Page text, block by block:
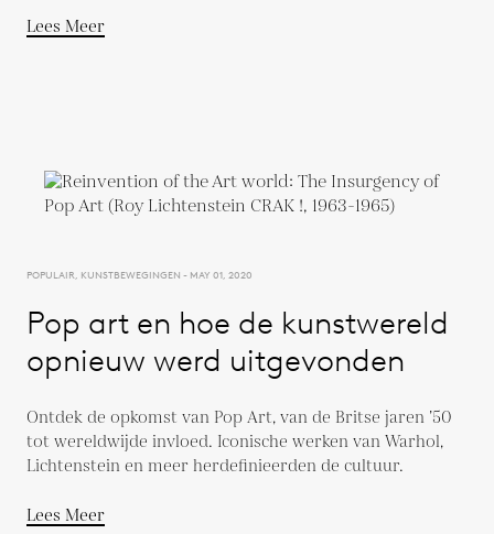
Lees Meer
POPULAIR, KUNSTBEWEGINGEN - MAY 01, 2020
Pop art en hoe de kunstwereld
opnieuw werd uitgevonden
Ontdek de opkomst van Pop Art, van de Britse jaren ’50
tot wereldwijde invloed. Iconische werken van Warhol,
Lichtenstein en meer herdefinieerden de cultuur.
Lees Meer